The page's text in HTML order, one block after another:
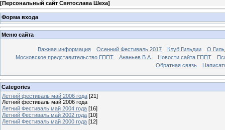
[Персональный сайт Святослава Шеха]
Форма входа
Меню сайта
Важная информация Осенний Фестиваль 2017 Клуб Гильдии
О
Московское представительство ГППТ
Ананьев В.А. Новости сайта ГППТ
Обратная связь
Categories
Летний фестиваль май 2006 года [21]
Летний фестиваль май 2006 года
Летний Фестиваль май 2004 года [16]
Летний Фестиваль май 2002 года [10]
Летний Фестиваль май 2000 года [12]